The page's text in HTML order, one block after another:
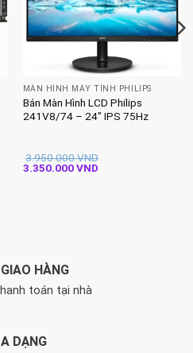
MÀN HÌNH MÁY TÍNH PHILIPS
Bán Màn Hình LCD Philips
241V8/74 – 24″ IPS 75Hz
3.950.000VND
Giá
3.350.000VNDGiá
HÀNG
toán tại nhà
DẠNG